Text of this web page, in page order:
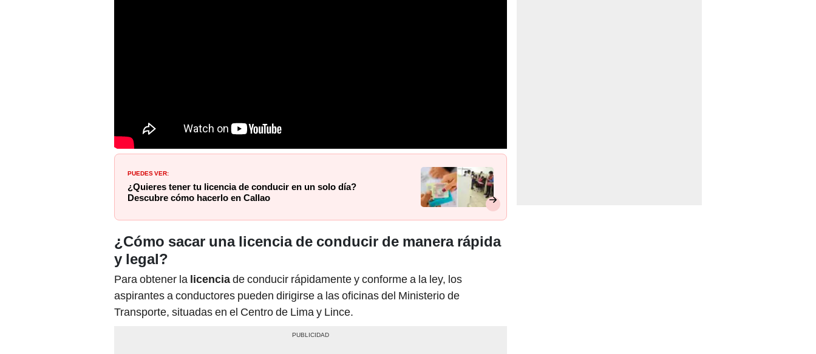
PUEDES VER:
¿Quieres tener tu licencia de conducir en un solo día?
Descubre cómo hacerlo en Callao
¿Cómo sacar una licencia de conducir de manera rápida
y legal?
Para obtener la licenciade conducir rápidamente y conforme a la ley, los
aspirantes a conductores pueden dirigirse a las oficinas del Ministerio de
Transporte, situadas en el Centro de Lima y Lince.